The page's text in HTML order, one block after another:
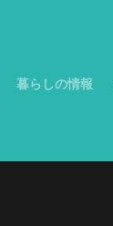
暮らしの情報